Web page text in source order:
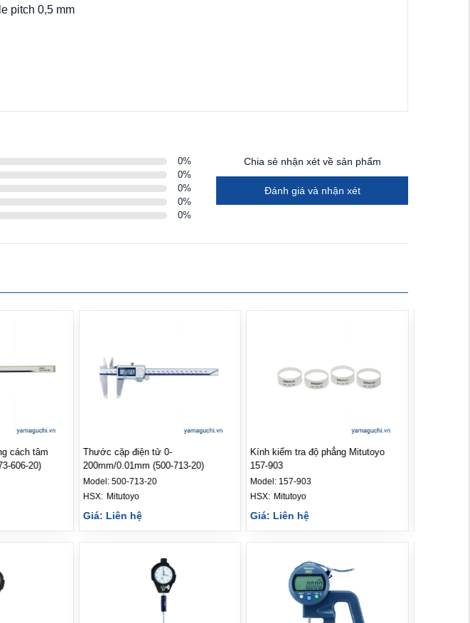
pitch 0,5 mm
0%
0%
0%
0%
0%
Chia sẻ nhận xét về sản phẩm
Đánh giá và nhận xét
cách tâm
606-20)
Thước cặp điện tử 0-
200mm/0.01mm (500-713-20)
Model: 500-713-20
HSX: Mitutoyo
Giá: Liên hệ
Kính kiểm tra độ phẳng Mitutoyo
157-903
Model:157-903
Mitutoyo
Giá: Liên hệ